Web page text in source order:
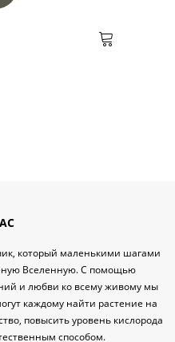
который маленькими шагами
Вселенную. С помощью
и любви ко всему живому мы
каждому найти растение на
повысить уровень кислорода
способом.